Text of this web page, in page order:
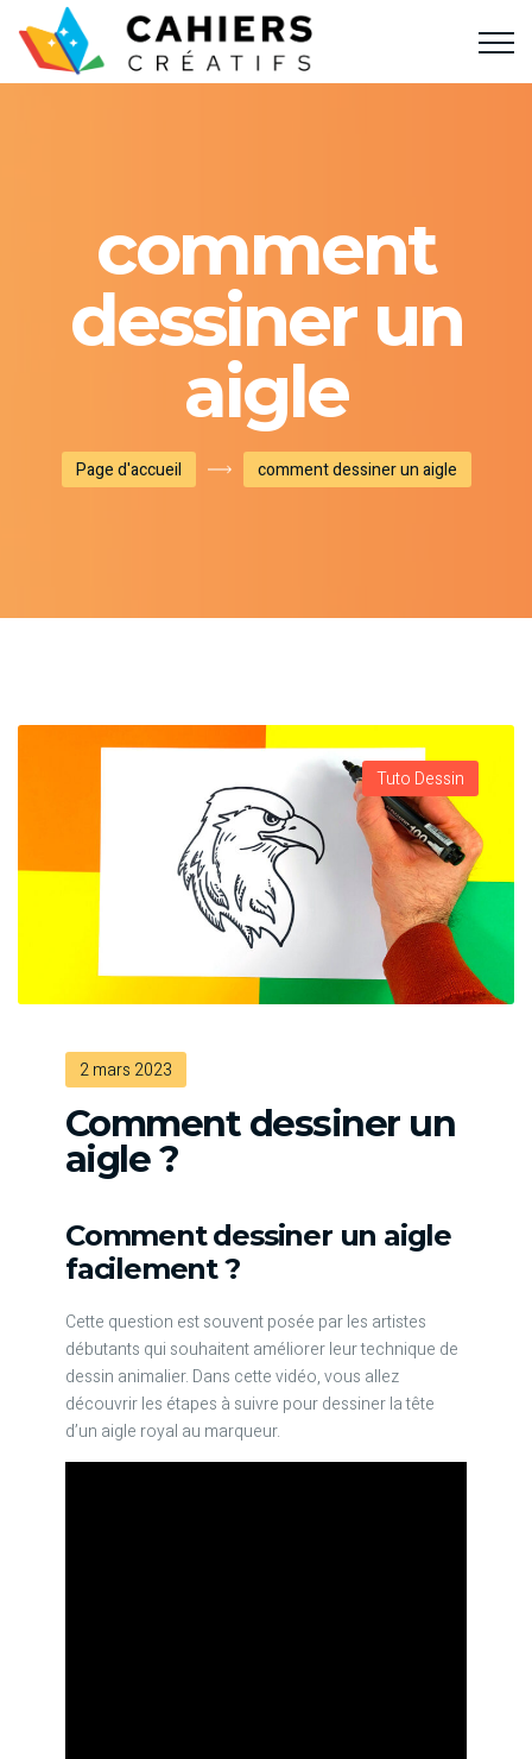
comment
dessiner un
aigle
Page d'accueil comment dessiner un aigle
Tuto Dessin
2 mars 2023
Comment dessiner un
aigle ?
Comment dessiner un aigle
facilement ?
Cette question est souvent posée par les artistes
débutants qui souhaitent améliorer leur technique de
dessin animalier. Dans cette vidéo, vous allez
découvrir les étapes à suivre pour dessiner la tête
d’un aigle royal au marqueur.